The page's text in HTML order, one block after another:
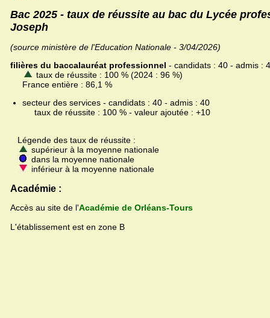
Bac 2025 - taux de réussite au bac du Lycée
Joseph
(source ministère de l'Education Nationale - 3/04/2026)
filières du baccalauréat professionnel - candidats : 40 - admis :
taux de réussite : 100 % (2024 : 96 %)
France entière : 86,1 %
secteur des services - candidats : 40 - admis : 40
taux de réussite : 100 % - valeur ajoutée : +10
Légende des taux de réussite :
supérieur à la moyenne nationale
dans la moyenne nationale
inférieur à la moyenne nationale
Académie :
Accès au site de l'Académie de Orléans-Tours
L'établissement est en zone B